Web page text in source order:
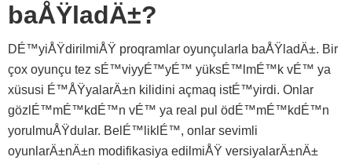
baÅŸladÄ±?
DÉ™yiÅŸdirilmiÅŸ proqramlar oyunçularla baÅŸladÄ±. Bir
çox oyunçu tez sÉ™viyyÉ™yÉ™ yüksÉ™lmÉ™k vÉ™ ya
xüsusi É™ÅŸyalarÄ±n kilidini açmaq istÉ™yirdi. Onlar
gözlÉ™mÉ™kdÉ™n vÉ™ ya real pul ödÉ™mÉ™kdÉ™n
yorulmuÅŸdular. BelÉ™liklÉ™, onlar sevimli
oyunlarÄ±nÄ±n modifikasiya edilmiÅŸ versiyalarÄ±nÄ±